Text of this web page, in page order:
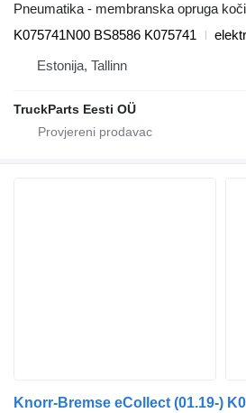
Pneumatika - membranska opruga
K075741N00 BS8586 K075741
Estonija, Tallinn
TruckParts Eesti OÜ